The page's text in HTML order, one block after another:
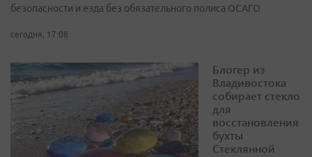
безопасности и езда без обязательного полиса ОСАГО
сегодня, 17:08
Блогер из
Владивостока
собирает стекло
для
восстановления
бухты
Стеклянной